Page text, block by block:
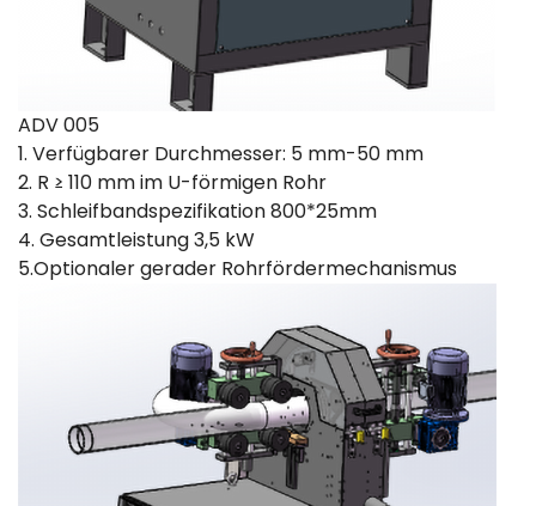
ADV 005
1. Verfügbarer Durchmesser: 5 mm-50 mm
2. R ≥ 110 mm im U-förmigen Rohr
3. Schleifbandspezifikation 800*25mm
4. Gesamtleistung 3,5 kW
5.Optionaler gerader Rohrfördermechanismus